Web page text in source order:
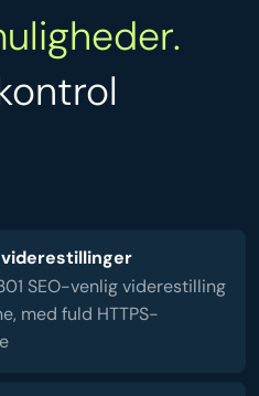
SEO-venlig viderestilling
med fuld HTTPS-